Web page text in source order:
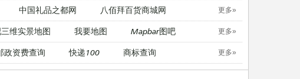
中国礼品之都网 八佰拜百货商城网 更多»
维实景地图 我要地图 Mapbar图吧 更多»
政资费查询 快递100 商标查询 更多»